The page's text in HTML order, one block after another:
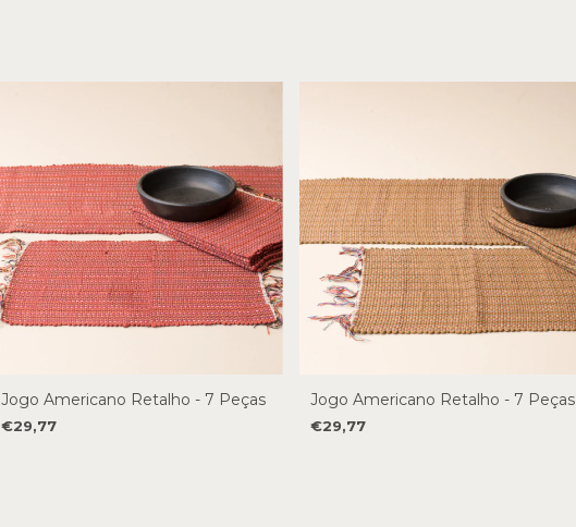
Jogo Americano Retalho - 7 Peças
€29,77
Jogo Americano Retalho - 7 Peças
€29,77